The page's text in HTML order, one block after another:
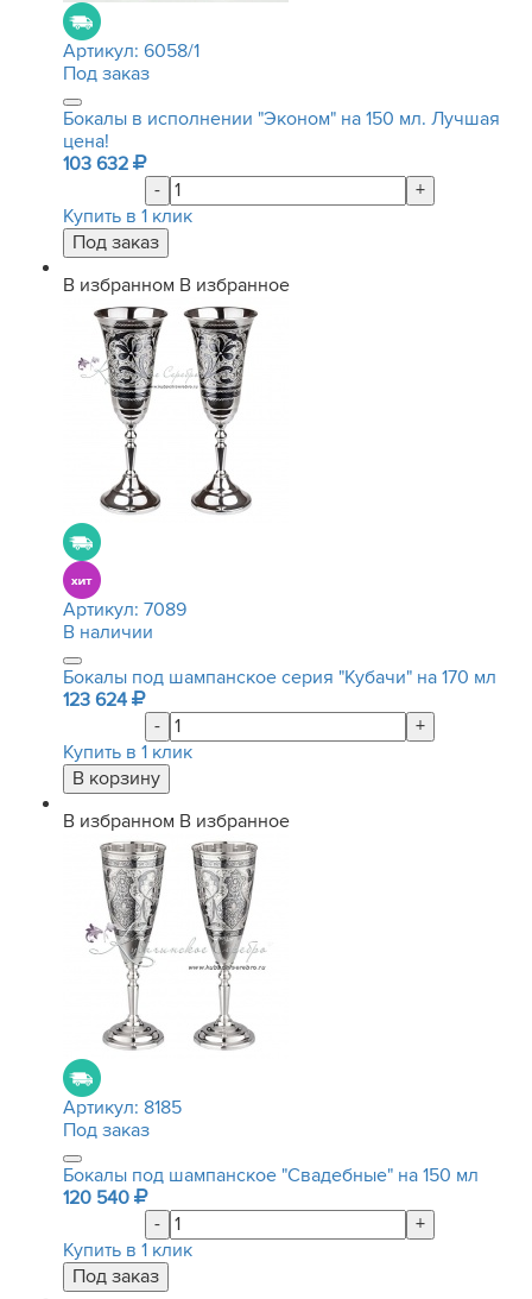
Артикул: 6058/1
Под заказ
Бокалы в исполнении "Эконом" на 150 мл. Лучшая
цена!
103 632
-
+
Купить в 1 клик
В избранном В избранное
Артикул: 7089
В наличии
Бокалы под шампанское серия "Кубачи" на 170 мл
123 624
-
+
Купить в 1 клик
В избранном В избранное
Артикул: 8185
Под заказ
Бокалы под шампанское "Свадебные" на 150 мл
120 540
-
+
Купить в 1 клик